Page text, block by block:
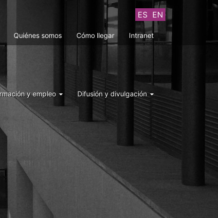
ES EN
Quiénes somos Cómo llegar Intranet
y empleo Difusión y divulgación